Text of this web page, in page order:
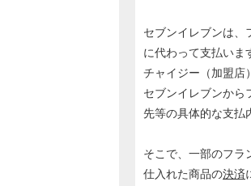
セブンイレブンは、
に代わって支払いま
チャイジー（加盟店
セブンイレブンから
先等の具体的な支払
そこで、一部のフラ
仕入れた商品の決済